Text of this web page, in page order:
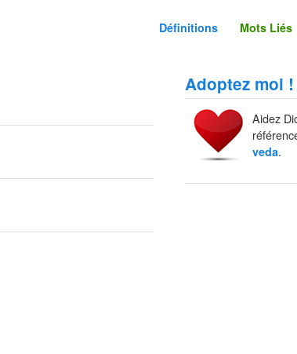
Définitions Mots Liés
Adoptez moi !
Aidez
veda.